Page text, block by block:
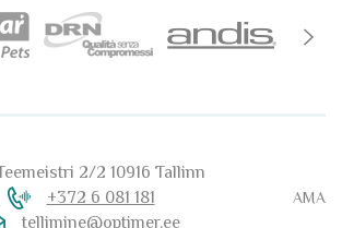
2/2 10916 Tallinn
+372 6 081 181
tellimine@optimer.ee
AMA